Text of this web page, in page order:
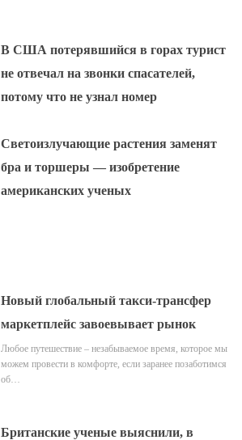
В США потерявшийся в горах турист
не отвечал на звонки спасателей,
потому что не узнал номер
Светоизлучающие растения заменят
бра и торшеры — изобретение
американских ученых
Новый глобальный такси-трансфер
маркетплейс завоевывает рынок
Любое путешествие – незабываемое время, которое мы
можем провести в комфорте, если заранее позаботимся
об…
Британские ученые выяснили, в